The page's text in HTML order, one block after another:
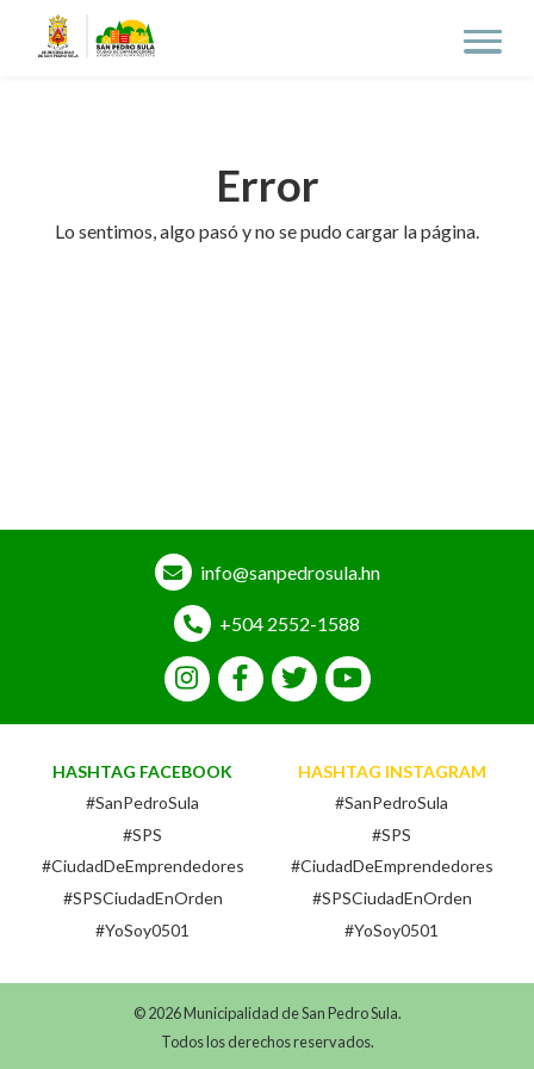
Error
Lo sentimos, algo pasó y no se pudo cargar la página.
info@sanpedrosula.hn
+504 2552-1588
HASHTAG FACEBOOK
#SanPedroSula
#SPS
#CiudadDeEmprendedores
#SPSCiudadEnOrden
#YoSoy0501
HASHTAG INSTAGRAM
#SanPedroSula
#SPS
#CiudadDeEmprendedores
#SPSCiudadEnOrden
#YoSoy0501
© 2026 Municipalidad de San Pedro Sula.
Todos los derechos reservados.